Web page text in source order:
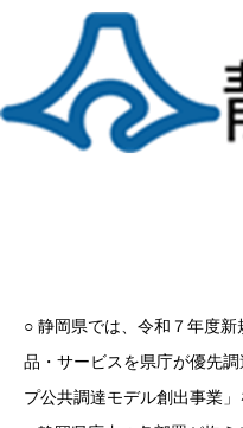
○ 静岡県では、令和７年度
品・サービスを県庁が優先
プ公共調達モデル創出事業」